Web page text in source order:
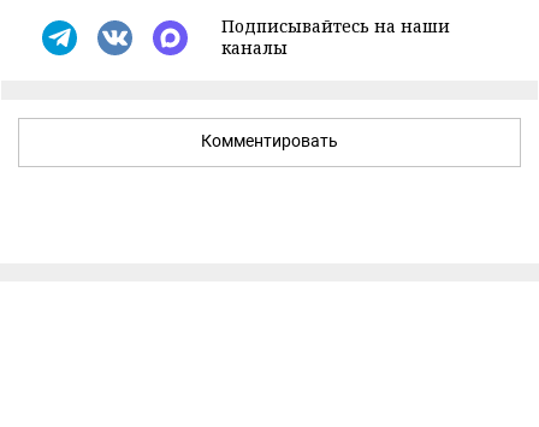
Подписывайтесь на наши
каналы
Комментировать